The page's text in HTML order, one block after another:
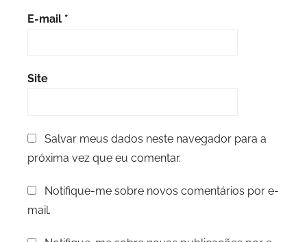
E-mail *
Site
Salvar meus dados neste navegador para a
próxima vez que eu comentar.
Notifique-me sobre novos comentários por e-
mail.